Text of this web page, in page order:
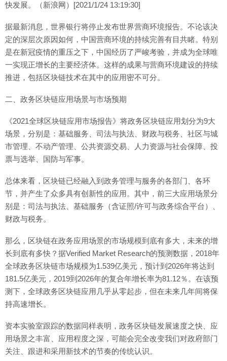
快发展。（新浪网）[2021/1/24 13:19:30]
据最新消息，世界银行将停止发布世界营商环境报告。不论该决
定的深层次原因如何，中国营商环境的持续完善有目共睹。特别
是在新冠疫情的重压之下，中国经历了严峻考验，并成为全球唯
一实现正增长的主要经济体。这样的成果与营商环境建设的持续
推进，包括区块链技术在其中的应用密不可分。
二、政务区块链应用场景与市场预期
《2021全球区块链应用市场报告》将政务区块链应用划分为9大
场景，分别是：基础服务、司法与执法、财政与税务、社区与城
市管理、不动产管理、公共资源交易、人力资源与社会保障、投
票与选举、国防与军事。
总体来看，区块链已经融入到政务管理与服务的各部门、各环
节，并产生了众多具有创新性的应用。其中，前三大应用场景分
别是：司法与执法、基础服务（含证照/许可与政务综合平台）、
财政与税务。
那么，区块链在政务应用场景的市场规模到底有多大，未来的增
长到底有多快？据Verified Market Research的预测数据，2018年
全球政务区块链市场规模为1.539亿美元，预计到2026年将达到
181.5亿美元，2019到2026年的复合年增长率为81.12％。在该预
测下，全球政务区块链应用几乎从零起步，但在未来几年间将保
持高速增长。
资本实验室跟踪的数据同样表明，政务区块链发展速度之快、应
用场景之丰富、应用程度之深，可能会完全改变我们对政府部门
关注、跟进和采用新技术的节奏的传统认识。